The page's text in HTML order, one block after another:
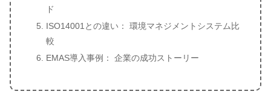
ド
ISO14001との違い： 環境マネジメントシステム比
較
EMAS導入事例： 企業の成功ストーリー